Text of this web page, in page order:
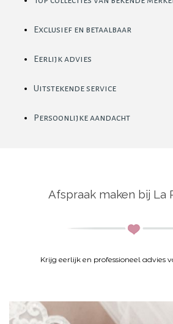
Exclusief en betaalbaar
Eerlijk advies
Uitstekende service
Persoonlijke aandacht
Afspraak maken bij La
Krijg eerlijk en professioneel advies